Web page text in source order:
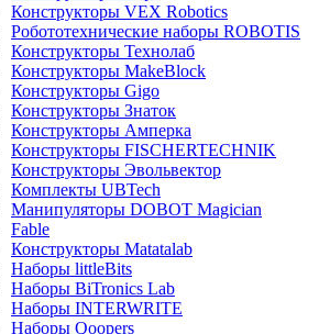
Конструкторы VEX Robotics
Робототехнические наборы ROBOTIS
Конструкторы Технолаб
Конструкторы MakeBlock
Конструкторы Gigo
Конструкторы Знаток
Конструкторы Амперка
Конструкторы FISCHERTECHNIK
Конструкторы Эвольвектор
Комплекты UBTech
Манипуляторы DOBOT Magician
Fable
Конструкторы Matatalab
Наборы littleBits
Наборы BiTronics Lab
Наборы INTERWRITE
Наборы Qoopers